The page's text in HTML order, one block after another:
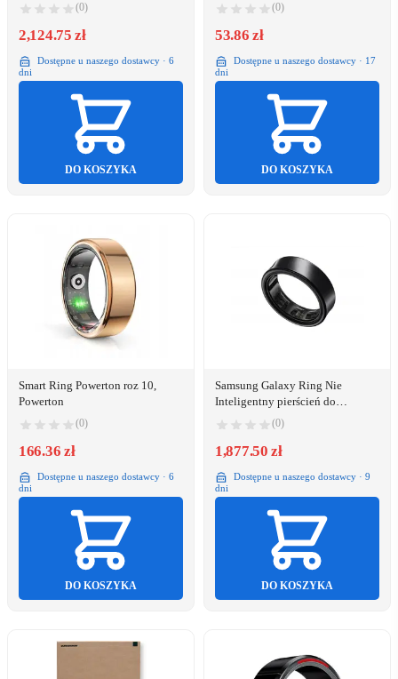
(0)
2,124.75 zł
Dostępne u naszego dostawcy · 6
dni
DO KOSZYKA
(0)
53.86 zł
Dostępne u naszego dostawcy · 17
dni
DO KOSZYKA
Smart Ring Powerton roz 10,
Powerton
(0)
166.36 zł
Dostępne u naszego dostawcy · 6
dni
DO KOSZYKA
Samsung Galaxy Ring Nie
Inteligentny pierścień do
śledzenia aktywności IP68 Złoto
(0)
1,877.50 zł
Dostępne u naszego dostawcy · 9
dni
DO KOSZYKA